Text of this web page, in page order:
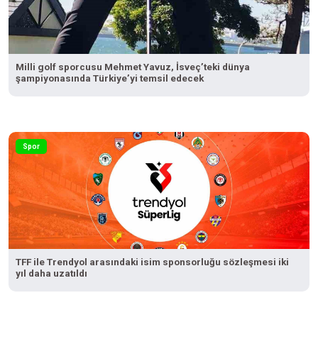
Milli golf sporcusu Mehmet Yavuz, İsveç’teki dünya
şampiyonasında Türkiye’yi temsil edecek
Spor
TFF ile Trendyol arasındaki isim sponsorluğu sözleşmesi iki
yıl daha uzatıldı